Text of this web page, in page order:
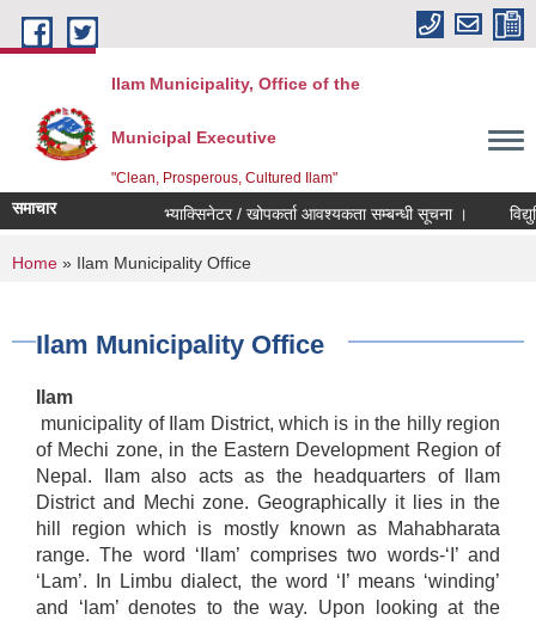
Skip to main content
Ilam Municipality, Office of the
Municipal Executive
"Clean, Prosperous, Cultured Ilam"
समाचार भ्याक्सिनेटर / खोपकर्ता आवश्यकता सम्बन्धी सूचना ।
You are here
Home » Ilam Municipality Office
Ilam Municipality Office
Ilam
municipality of Ilam District, which is in the hilly region
of Mechi zone, in the Eastern Development Region of
Nepal. Ilam also acts as the headquarters of Ilam
District and Mechi zone. Geographically it lies in the
hill region which is mostly known as Mahabharata
range. The word ‘Ilam’ comprises two words-‘I’ and
‘Lam’. In Limbu dialect, the word ‘I’ means ‘winding’
and ‘lam’ denotes to the way. Upon looking at the